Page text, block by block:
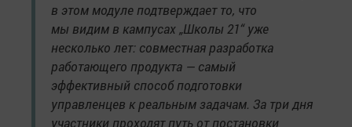
в этом модуле подтверждает то, что
мы видим в кампусах „Школы 21“ уже
несколько лет: совместная разработка
работающего продукта — самый
эффективный способ подготовки
управленцев к реальным задачам. За три дня
участники проходят путь от постановки